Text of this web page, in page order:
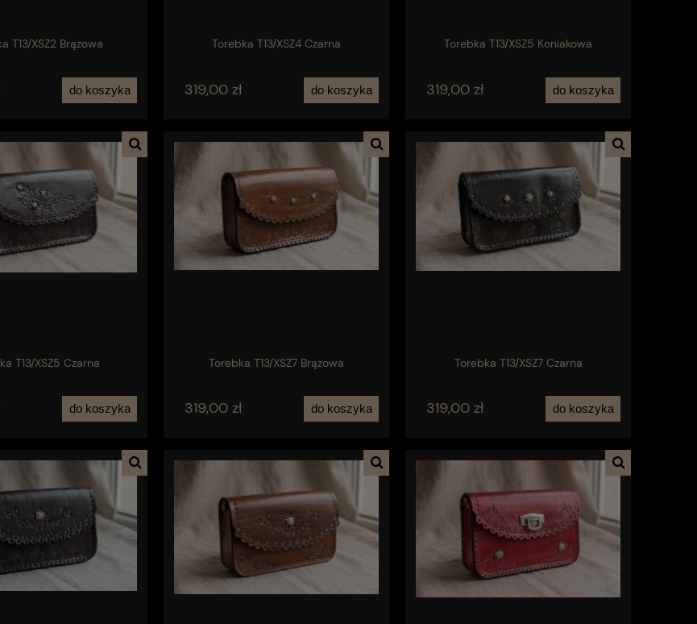
T13/XSZ2 Brązowa
do koszyka
Torebka T13/XSZ4 Czarna
319,00 zł do koszyka
Torebka T13/XSZ5 Koniakowa
319,00 zł do koszyka
T13/XSZ5 Czarna
do koszyka
Torebka T13/XSZ7 Brązowa
319,00 zł do koszyka
Torebka T13/XSZ7 Czarna
319,00 zł do koszyka